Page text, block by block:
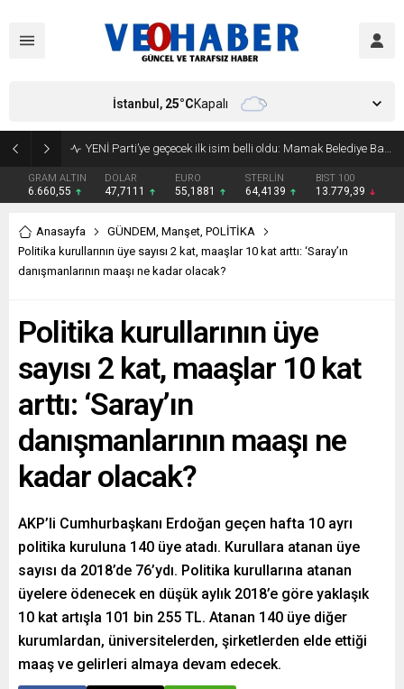
YENİ Parti’ye geçecek ilk isim belli oldu: Mamak Belediye Başkanı CHP’den istifa etti
GRAM ALTIN
6.660,55
DOLAR
47,7111
EURO
55,1881
STERLİN
64,4139
BIST 100
13.779,39
İstanbul, 25°CKapalı
Anasayfa GÜNDEM, Manşet, POLİTİKA
Politika kurullarının üye sayısı 2 kat, maaşlar 10 kat arttı: ‘Saray’ın
danışmanlarının maaşı ne kadar olacak?
Politika kurullarının üye
sayısı 2 kat, maaşlar 10 kat
arttı: ‘Saray’ın
danışmanlarının maaşı ne
kadar olacak?
AKP’li Cumhurbaşkanı Erdoğan geçen hafta 10 ayrı
politika kuruluna 140 üye atadı. Kurullara atanan üye
sayısı da 2018’de 76’ydı. Politika kurullarına atanan
üyelere ödenecek en düşük aylık 2018’e göre yaklaşık
10 kat artışla 101 bin 255 TL. Atanan 140 üye diğer
kurumlardan, üniversitelerden, şirketlerden elde ettiği
maaş ve gelirleri almaya devam edecek.